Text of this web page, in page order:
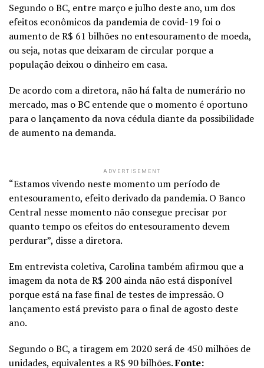
Segundo o BC, entre março e julho deste ano, um dos
efeitos econômicos da pandemia de covid-19 foi o
aumento de R$ 61 bilhões no entesouramento de moeda,
ou seja, notas que deixaram de circular porque a
população deixou o dinheiro em casa.
De acordo com a diretora, não há falta de numerário no
mercado, mas o BC entende que o momento é oportuno
para o lançamento da nova cédula diante da possibilidade
de aumento na demanda.
ADVERTISEMENT
“Estamos vivendo neste momento um período de
entesouramento, efeito derivado da pandemia. O Banco
Central nesse momento não consegue precisar por
quanto tempo os efeitos do entesouramento devem
perdurar”, disse a diretora.
Em entrevista coletiva, Carolina também afirmou que a
imagem da nota de R$ 200 ainda não está disponível
porque está na fase final de testes de impressão. O
lançamento está previsto para o final de agosto deste
ano.
Segundo o BC, a tiragem em 2020 será de 450 milhões de
unidades, equivalentes a R$ 90 bilhões.Fonte: